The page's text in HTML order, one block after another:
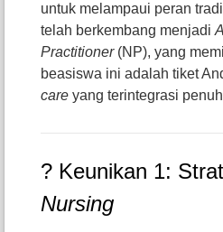
untuk melampaui peran
telah berkembang menjadi
Practitioner(NP), yang
beasiswa ini adalah tiket
care yang terintegrasi
? Keunikan 1:
Nursing